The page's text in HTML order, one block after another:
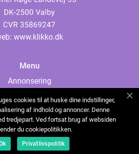
www.klikko.dk
Menu
Annonsering
Cookies
Kontakta oss
Sitemap
cookies til at huske dine indstillinger,
af indhold og annoncer. Denne
tredjepart. Ved fortsat brug af websiden
du cookiepolitikken.
Privatlivspolitik